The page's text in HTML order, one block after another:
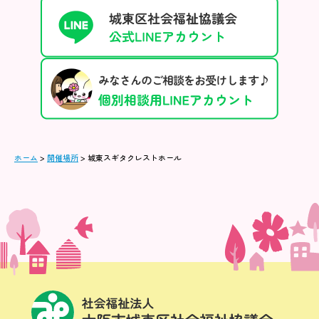
ホーム > 開催場所> 城東スギタクレストホール